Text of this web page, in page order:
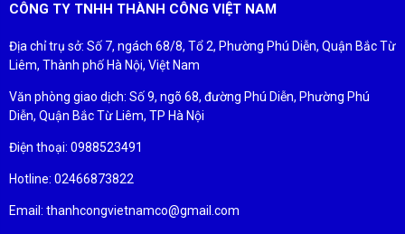
CÔNG TY TNHH THÀNH CÔNG VIỆT NAM
Địa chỉ trụ sở: Số 7, ngách 68/8, Tổ 2, Phường Phú Diễn, Quận Bắc Từ
Liêm, Thành phố Hà Nội, Việt Nam
Văn phòng giao dịch: Số 9, ngõ 68, đường Phú Diễn, Phường Phú
Diễn, Quận Bắc Từ Liêm, TP Hà Nội
Điện thoại: 0988523491
Hotline: 02466873822
Email: thanhcongvietnamco@gmail.com